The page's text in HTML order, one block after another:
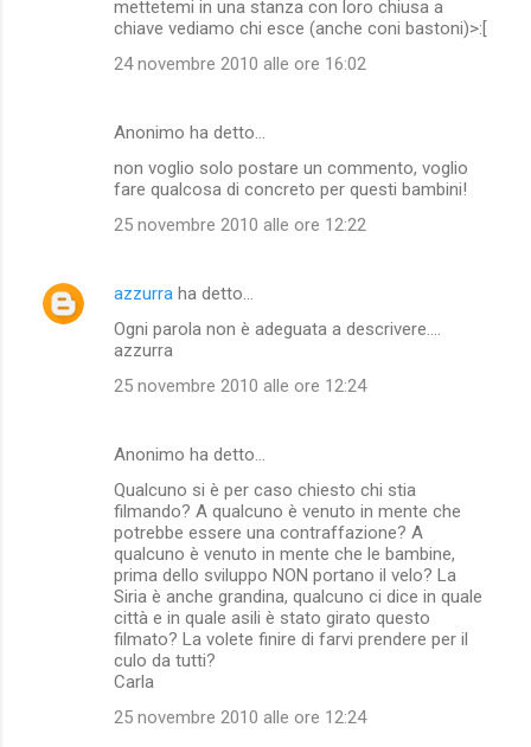
mettetemi in una stanza con loro chiusa a
chiave vediamo chi esce (anche coni bastoni)>:[
24 novembre 2010 alle ore 16:02
Anonimo ha detto…
non voglio solo postare un commento, voglio
fare qualcosa di concreto per questi bambini!
25 novembre 2010 alle ore 12:22
azzurra ha detto…
Ogni parola non è adeguata a descrivere....
azzurra
25 novembre 2010 alle ore 12:24
Anonimo ha detto…
Qualcuno si è per caso chiesto chi stia
filmando? A qualcuno è venuto in mente che
potrebbe essere una contraffazione? A
qualcuno è venuto in mente che le bambine,
prima dello sviluppo NON portano il velo? La
Siria è anche grandina, qualcuno ci dice in quale
città e in quale asili è stato girato questo
filmato? La volete finire di farvi prendere per il
culo da tutti?
Carla
25 novembre 2010 alle ore 12:24